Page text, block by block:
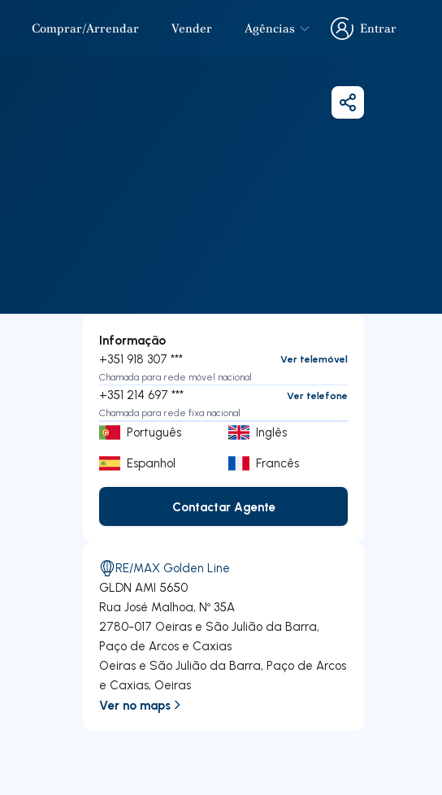
Comprar/Arrendar Vender Agências
Entrar
Entrar
Partilhar
Informação
+351 918 307 ***
Ver telemóvel
Chamada para rede móvel nacional
+351 214 697 ***
Ver telefone
Chamada para rede fixa nacional
Português
Inglês
Espanhol
Francês
Contactar Agente
Contactar Agente
RE/MAX Golden Line
GLDN AMI 5650
Rua José Malhoa, Nº 35A
2780-017 Oeiras e São Julião da Barra,
Paço de Arcos e Caxias
Oeiras e São Julião da Barra, Paço de Arcos
e Caxias, Oeiras
Ver no maps